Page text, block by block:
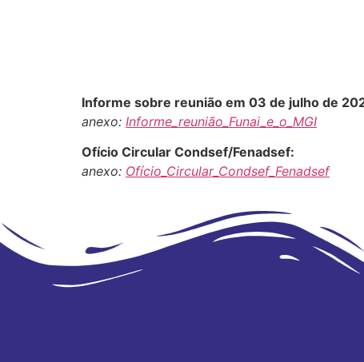
Informe sobre reunião em 03 de julho de
anexo: Informe_reunião_Funai_e_o_MGI
Ofício Circular Condsef/Fenadsef:
anexo: Ofício_Circular_Condsef_Fenadsef